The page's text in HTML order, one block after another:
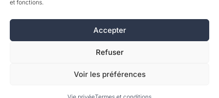
et fonctions.
Accepter
Refuser
Voir les préférences
©MPI 2026 – Crealith is a registered trademark
of Mineral Products International S.A. – All rights
Designed by